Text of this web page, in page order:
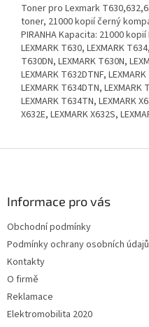
Toner pro Lexmark
toner, 21000 kopií černý
PIRANHA Kapacita: 21000
LEXMARK T630, LEXMARK
T630DN, LEXMARK T630N,
LEXMARK T632DTNF,
LEXMARK T634DTN, LEXMARK
LEXMARK T634TN, LEXMARK
X632E, LEXMARK X632S,
Informace pro vás
Obchodní podmínky
Podmínky ochrany osobních údajů
Kontakty
O firmě
Reklamace
Elektromobilita 2020